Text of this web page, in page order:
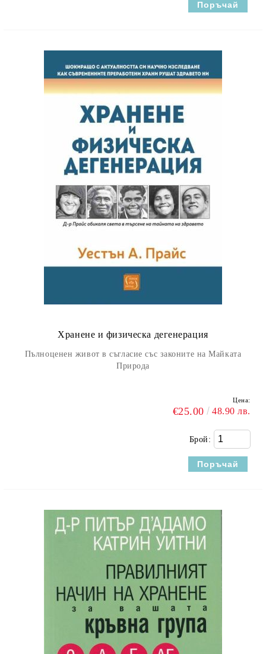
Хранене и физическа дегенерация
Пълноценен живот в съгласие със законите на Майката
Природа
Цена:
€25.00 48.90 лв.
Брой: